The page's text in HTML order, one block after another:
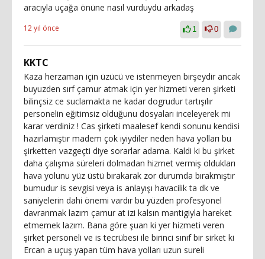
aracıyla uçağa önüne nasıl vurduydu arkadaş
12 yıl önce 1 0
KKTC
Kaza herzaman için üzücü ve istenmeyen birşeydir ancak
buyuzden sırf çamur atmak için yer hizmeti veren şirketi
bilinçsiz ce suclamakta ne kadar dogrudur tartışılır
personelin eğitimsiz olduğunu dosyaları inceleyerek mi
karar verdiniz ! Cas şirketi maalesef kendi sonunu kendisi
hazırlamıştır madem çok iyiydiler neden hava yolları bu
şirketten vazgeçti diye sorarlar adama. Kaldi ki bu şirket
daha çalışma süreleri dolmadan hizmet vermiş oldukları
hava yolunu yüz üstü bırakarak zor durumda bırakmıştır
bumudur is sevgisi veya is anlayışı havacilik ta dk ve
saniyelerin dahi önemi vardır bu yüzden profesyonel
davranmak lazım çamur at izi kalsın mantigiyla hareket
etmemek lazım. Bana göre şuan ki yer hizmeti veren
şirket personeli ve is tecrübesi ile birinci sınıf bir sirket ki
Ercan a uçuş yapan tüm hava yolları uzun sureli